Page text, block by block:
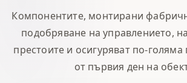
Компонентите, монтирани
подобряване на управлението,
престоите и осигуряват по-
от първия ден на